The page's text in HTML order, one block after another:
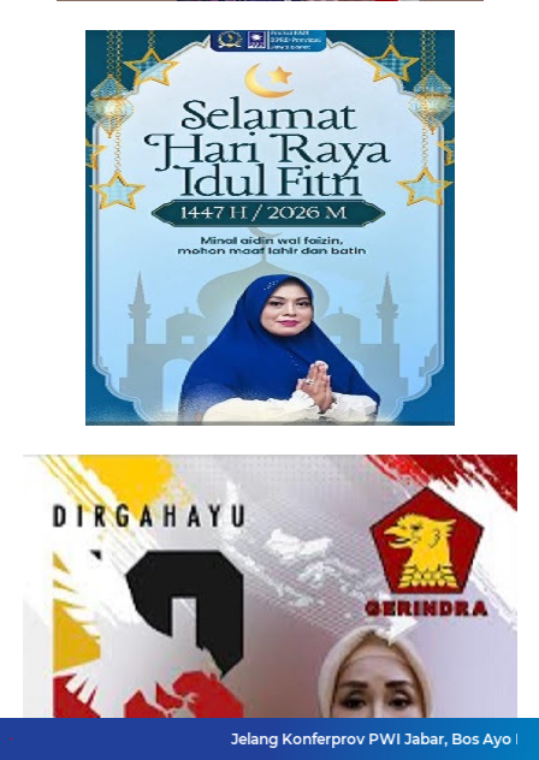
Jelang Konferprov PWI Jabar, Bos Ayo Media